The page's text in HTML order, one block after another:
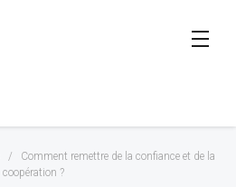
/
Comment remettre de la confiance et de la
coopération ?